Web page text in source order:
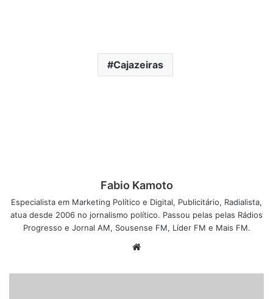
Cajazeiras
Fabio Kamoto
Especialista em Marketing Político e Digital, Publicitário, Radialista,
atua desde 2006 no jornalismo político. Passou pelas pelas Rádios
Progresso e Jornal AM, Sousense FM, Líder FM e Mais FM.
b